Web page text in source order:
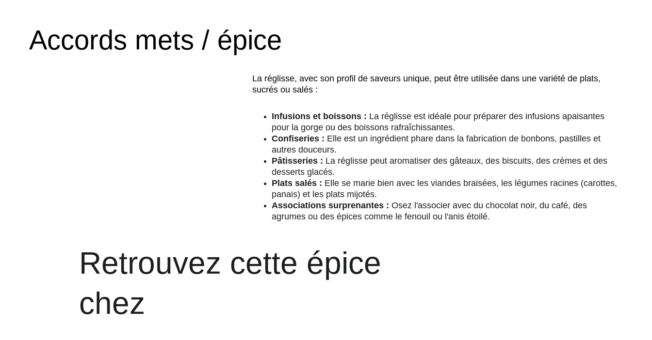
Accords mets / épice
La réglisse, avec son profil de saveurs unique, peut être utilisée dans une variété de plats,
sucrés ou salés :
Infusions et boissons : La réglisse est idéale pour préparer des infusions apaisantes
pour la gorge ou des boissons rafraîchissantes.
Confiseries : Elle est un ingrédient phare dans la fabrication de bonbons, pastilles et
autres douceurs.
Pâtisseries : La réglisse peut aromatiser des gâteaux, des biscuits, des crèmes et des
desserts glacés.
Plats salés : Elle se marie bien avec les viandes braisées, les légumes racines (carottes,
panais) et les plats mijotés.
Associations surprenantes : Osez l'associer avec du chocolat noir, du café, des
agrumes ou des épices comme le fenouil ou l'anis étoilé.
Retrouvez cette épice
chez